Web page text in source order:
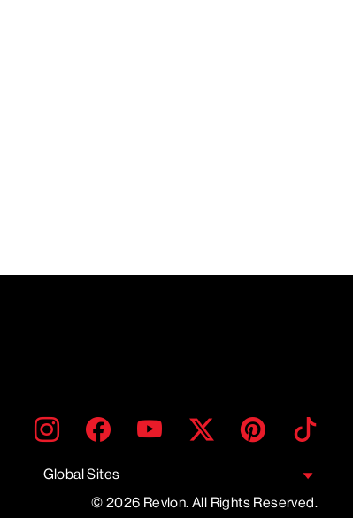
SAISIR
UNE
S'INSCRIRE
InstagramFacebookYouTube Twitter Pinterest
Global Sites
© 2026 Revlon. All Rights Reserved.